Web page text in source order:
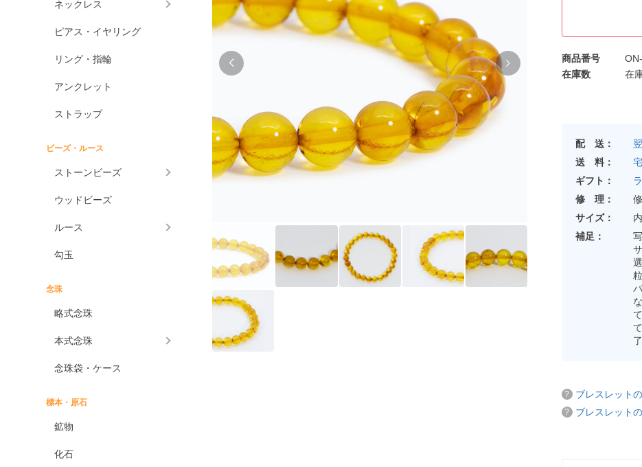
ネックレス
ピアス・イヤリング
リング・指輪
アンクレット
ストラップ
ビーズ・ルース
ストーンビーズ
ウッドビーズ
ルース
勾玉
念珠
略式念珠
本式念珠
念珠袋・ケース
標本・原石
鉱物
化石
商品番号
在庫数
在
配 送：
送 料：
ギフト：
修 理：
サイズ：
補足：
ブレスレット
ブレスレット